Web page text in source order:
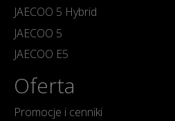
JAECOO 5 Hybrid
JAECOO 5
JAECOO E5
Oferta
Promocje i cenniki